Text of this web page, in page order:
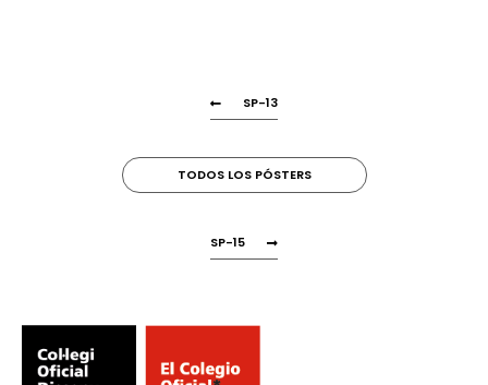
SP-13
TODOS LOS PÓSTERS
SP-15